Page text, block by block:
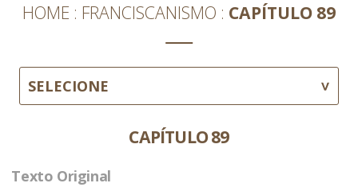
HOME FRANCISCANISMO CAPÍTULO 89
SELECIONE
CAPÍTULO 89
Texto Original